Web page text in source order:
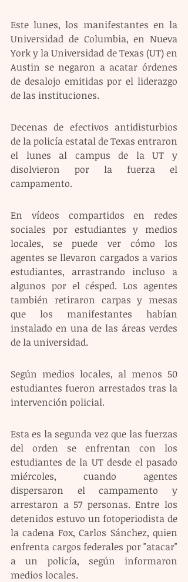
Este lunes, los manifestantes en la
Universidad de Columbia, en Nueva
York y la Universidad de Texas (UT) en
Austin se negaron a acatar órdenes
de desalojo emitidas por el liderazgo
de las instituciones.
Decenas de efectivos antidisturbios
de la policía estatal de Texas entraron
el lunes al campus de la UT y
disolvieron por la fuerza el
campamento.
En vídeos compartidos en redes
sociales por estudiantes y medios
locales, se puede ver cómo los
agentes se llevaron cargados a varios
estudiantes, arrastrando incluso a
algunos por el césped. Los agentes
también retiraron carpas y mesas
que los manifestantes habían
instalado en una de las áreas verdes
de la universidad.
Según medios locales, al menos 50
estudiantes fueron arrestados tras la
intervención policial.
Esta es la segunda vez que las fuerzas
del orden se enfrentan con los
estudiantes de la UT desde el pasado
miércoles, cuando agentes
dispersaron el campamento y
arrestaron a 57 personas. Entre los
detenidos estuvo un fotoperiodista de
la cadena Fox, Carlos Sánchez, quien
enfrenta cargos federales por "atacar"
a un policía, según informaron
medios locales.